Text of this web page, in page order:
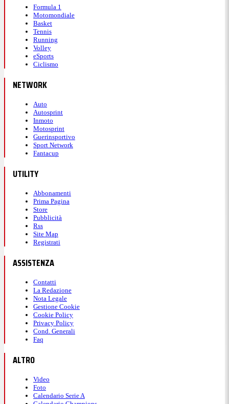
Formula 1
Motomondiale
Basket
Tennis
Running
Volley
eSports
Ciclismo
NETWORK
Auto
Autosprint
Inmoto
Motosprint
Guerinsportivo
Sport Network
Fantacup
UTILITY
Abbonamenti
Prima Pagina
Store
Pubblicità
Rss
Site Map
Registrati
ASSISTENZA
Contatti
La Redazione
Nota Legale
Gestione Cookie
Cookie Policy
Privacy Policy
Cond. Generali
Faq
ALTRO
Video
Foto
Calendario Serie A